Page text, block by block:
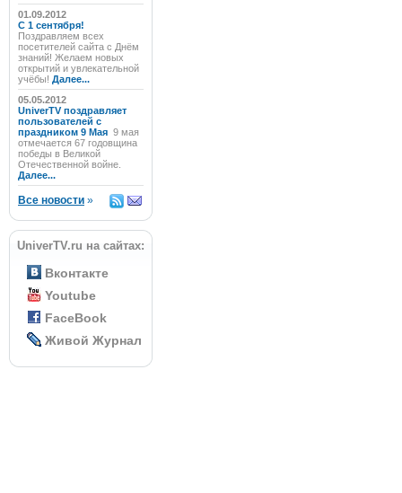
01.09.2012
C 1 сентября!
Поздравляем всех
посетителей сайта с Днём
знаний! Желаем новых
открытий и увлекательной
учёбы! Далее...
05.05.2012
UniverTV поздравляет
пользователей с
праздником 9 Мая 9 мая
отмечается 67 годовщина
победы в Великой
Отечественной войне.
Далее...
Все новости »
UniverTV.ru на сайтах:
Вконтакте
Youtube
FaceBook
Живой Журнал